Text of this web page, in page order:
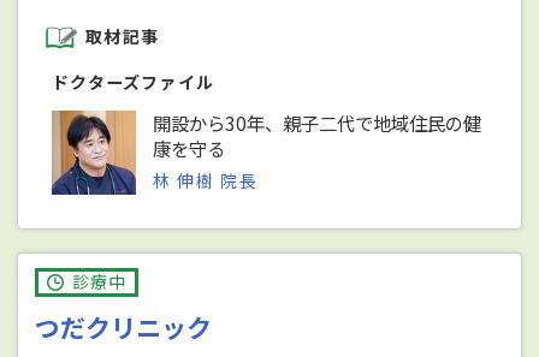
取材記事
ドクターズファイル
開設から30年、親子二代で地域住民の健
康を守る
林 伸樹 院長
診療中
つだクリニック